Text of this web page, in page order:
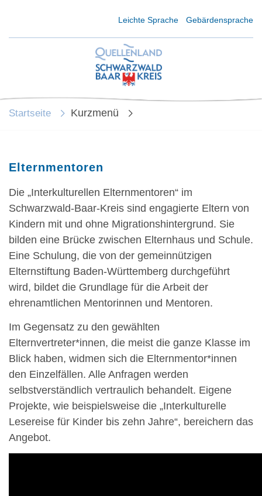
Leichte Sprache Gebärdensprache
Startseite Kurzmenü
Elternmentoren
Die „Interkulturellen Elternmentoren“ im
Schwarzwald-Baar-Kreis sind engagierte Eltern von
Kindern mit und ohne Migrationshintergrund. Sie
bilden eine Brücke zwischen Elternhaus und Schule.
Eine Schulung, die von der gemeinnützigen
Elternstiftung Baden-Württemberg durchgeführt
wird, bildet die Grundlage für die Arbeit der
ehrenamtlichen Mentorinnen und Mentoren.
Im Gegensatz zu den gewählten
Elternvertreter*innen, die meist die ganze Klasse im
Blick haben, widmen sich die Elternmentor*innen
den Einzelfällen. Alle Anfragen werden
selbstverständlich vertraulich behandelt. Eigene
Projekte, wie beispielsweise die „Interkulturelle
Lesereise für Kinder bis zehn Jahre“, bereichern das
Angebot.